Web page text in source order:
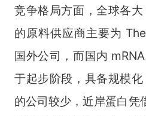
竞争格局方面，全球各
的原料供应商主要为
国外公司，而国内
于起步阶段，具备规模
的公司较少，近岸蛋白凭